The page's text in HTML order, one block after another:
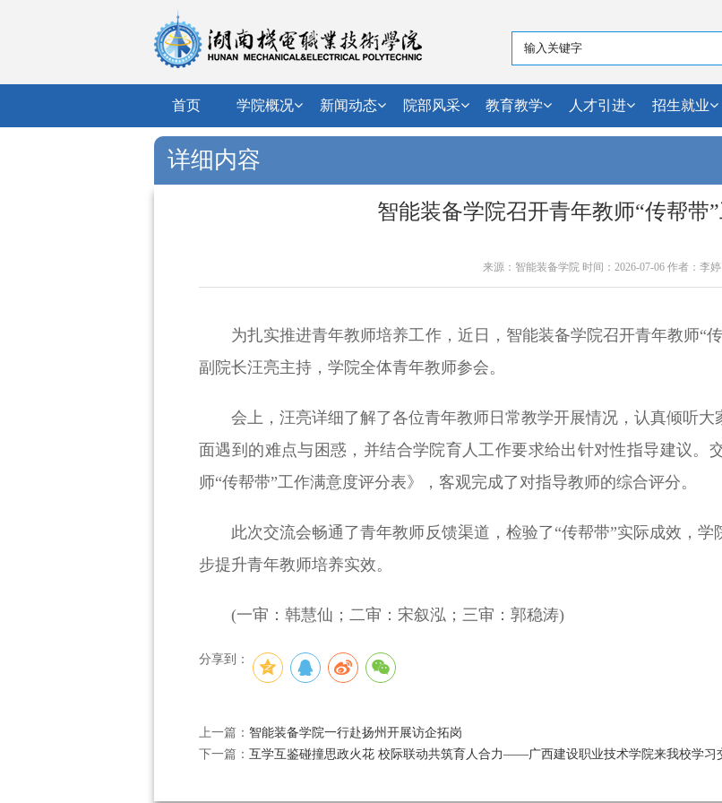
首页 学院概况 新闻动态 院部风采 教育教学 人才引进 招生就业
详细内容
智能装备学院召开青年教师“传帮带
来源：智能装备学院 时间：2026-07-06 作者：李婷
为扎实推进青年教师培养工作，近日，智能装备学院召开青年教师“
副院长汪亮主持，学院全体青年教师参会。
会上，汪亮详细了解了各位青年教师日常教学开展情况，认真倾听
面遇到的难点与困惑，并结合学院育人工作要求给出针对性指导建议。
师“传帮带”工作满意度评分表》，客观完成了对指导教师的综合评分。
此次交流会畅通了青年教师反馈渠道，检验了“传帮带”实际成效，
步提升青年教师培养实效。
(一审：韩慧仙；二审：宋叙泓；三审：郭稳涛)
分享到：
上一篇： 智能装备学院一行赴扬州开展访企拓岗
下一篇： 互学互鉴碰撞思政火花 校际联动共筑育人合力——广西建设职业技术学院来我校学习